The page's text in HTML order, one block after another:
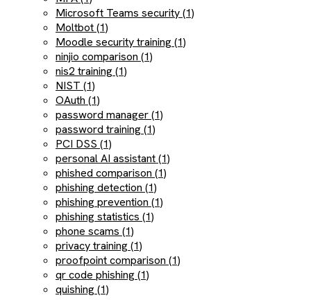
Microsoft Teams security (1)
Moltbot (1)
Moodle security training (1)
ninjio comparison (1)
nis2 training (1)
NIST (1)
OAuth (1)
password manager (1)
password training (1)
PCI DSS (1)
personal AI assistant (1)
phished comparison (1)
phishing detection (1)
phishing prevention (1)
phishing statistics (1)
phone scams (1)
privacy training (1)
proofpoint comparison (1)
qr code phishing (1)
quishing (1)